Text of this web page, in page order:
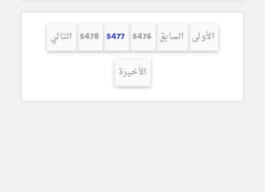
الأولى السابق 5476
5477
5478 التالي
الأخيرة